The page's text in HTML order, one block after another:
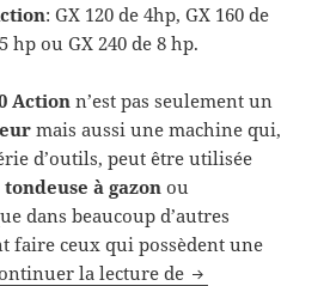
: GX 120 de 4hp, GX 160 de
hp ou GX 240 de 8 hp.
Action n’est pas seulement un
mais aussi une machine qui,
d’outils, peut être utilisée
tondeuse à gazon ou
dans beaucoup d’autres
faire ceux qui possèdent une
la lecture de Motoculteur